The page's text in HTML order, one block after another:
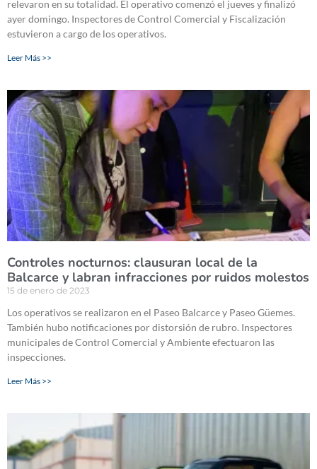
relevaron en su totalidad. El operativo comenzó el jueves y finalizó
ayer domingo. Inspectores de Control Comercial y Fiscalización
estuvieron a cargo de los operativos.
Leer Más >>
Controles nocturnos: clausuran local de la
Balcarce y labran infracciones por ruidos molestos
15 de enero de 2023
Los operativos se realizaron en el Paseo Balcarce y Paseo Güemes.
También hubo notificaciones por distorsión de rubro. Inspectores
municipales de Control Comercial y Ambiente efectuaron las
inspecciones.
Leer Más >>